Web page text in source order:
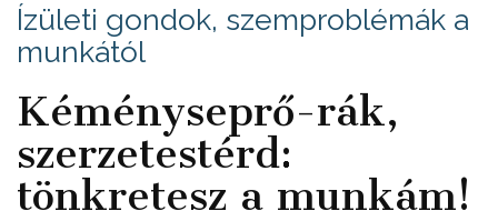
Ízületi gondok, szemproblémák a
munkától
Kéményseprő-rák,
szerzetestérd:
tönkretesz a munkám!